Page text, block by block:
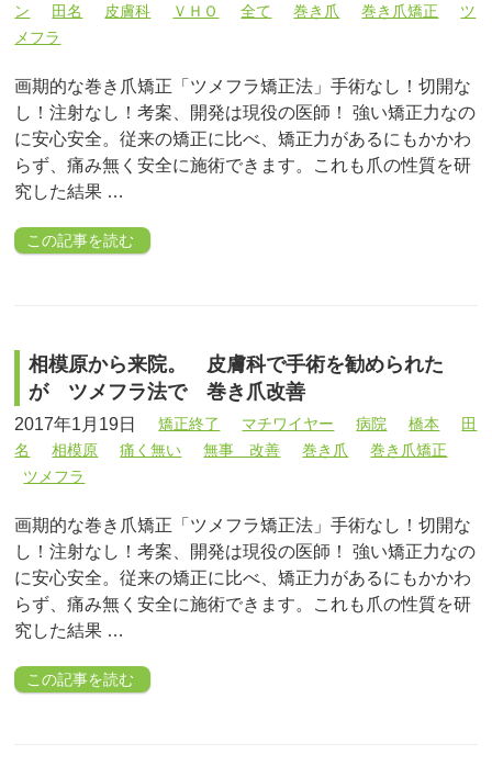
ン
田名 皮膚科 ＶＨＯ 全て 巻き爪 巻き爪矯正
ツ
メフラ
画期的な巻き爪矯正「ツメフラ矯正法」手術なし！切開な
し！注射なし！考案、開発は現役の医師！ 強い矯正力なの
に安心安全。従来の矯正に比べ、矯正力があるにもかかわ
らず、痛み無く安全に施術できます。これも爪の性質を研
究した結果 …
この記事を読む
相模原から来院。 皮膚科で手術を勧められた
が ツメフラ法で 巻き爪改善
2017年1月19日 矯正終了 マチワイヤー 病院 橋本
田
名
相模原 痛く無い 無事 改善 巻き爪
巻き爪矯正
ツメフラ
画期的な巻き爪矯正「ツメフラ矯正法」手術なし！切開な
し！注射なし！考案、開発は現役の医師！ 強い矯正力なの
に安心安全。従来の矯正に比べ、矯正力があるにもかかわ
らず、痛み無く安全に施術できます。これも爪の性質を研
究した結果 …
この記事を読む